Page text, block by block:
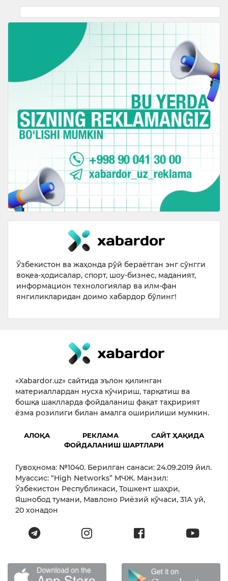
Ўзбекистон ва жаҳонда рўй бераётган энг сўнгги
воқеа-ҳодисалар, спорт, шоу-бизнес, маданият,
информацион технологиялар ва илм-фан
янгиликларидан доимо хабардор бўлинг!
«Xabardor.uz» сайтида эълон қилинган
материаллардан нусха кўчириш, тарқатиш ва
бошқа шаклларда фойдаланиш фақат таҳририят
ёзма розилиги билан амалга оширилиши мумкин.
АЛОҚА РЕКЛАМА
САЙТ ҲАҚИДА
ФОЙДАЛАНИШ ШАРТЛАРИ
Гувоҳнома: №1040. Берилган санаси: 24.09.2019 йил.
Муассис: “High Networks” МЧЖ. Манзил:
Ўзбекистон Республикаси, Тошкент шаҳри,
Яшнобод тумани, Мавлоно Риёзий кўчаси, 31А уй,
20 хонадон